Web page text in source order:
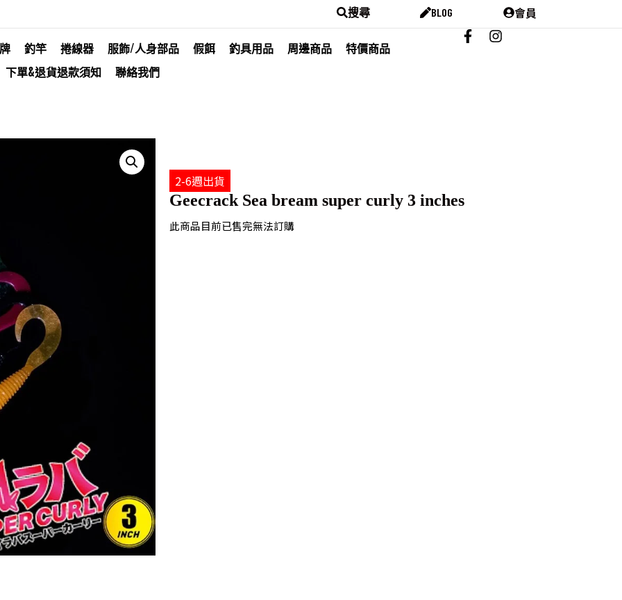
搜尋 BLOG 會員
釣竿 捲線器 服飾/人身部品 假餌 釣具用品 周邊商品
特價商品
下單&退貨退款須知
聯絡我們
2-6週出貨
Geecrack Sea bream super curly 3 inches
此商品目前已售完無法訂購